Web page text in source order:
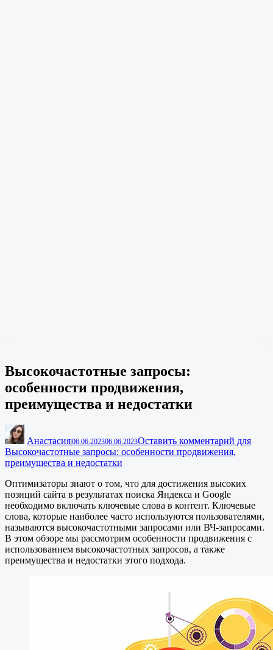
Высокочастотные запросы:
особенности продвижения,
преимущества и недостатки
Анастасия06.06.202306.06.2023Оставить комментарий для
Высокочастотные запросы: особенности продвижения,
преимущества и недостатки
Оптимизаторы знают о том, что для достижения высоких
позиций сайта в результатах поиска Яндекса и Google
необходимо включать ключевые слова в контент. Ключевые
слова, которые наиболее часто используются пользователями,
называются высокочастотными запросами или ВЧ-запросами.
В этом обзоре мы рассмотрим особенности продвижения с
использованием высокочастотных запросов, а также
преимущества и недостатки этого подхода.